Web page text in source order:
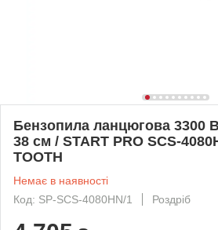
Бензопила ланцюгова 3300
38 см / START PRO SCS-
TOOTH
Немає в наявності
Код: SP-SCS-4080HN/1
Роздріб